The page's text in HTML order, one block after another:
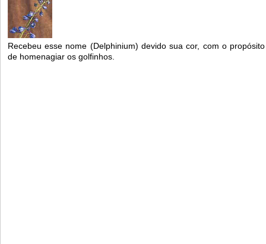
Recebeu esse nome (Delphinium) devido sua cor, com o propósito
de homenagiar os golfinhos.